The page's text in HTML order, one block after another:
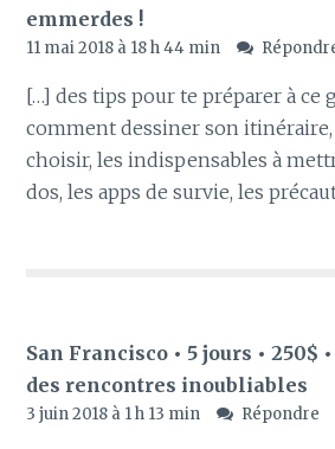
emmerdes !
11 mai 2018 à 18 h 44 min
[…] des tips pour te préparer à ce
comment dessiner son
choisir, les indispensables à
dos, les apps de survie, les
San Francisco • 5 jours • 250$
des rencontres inoubliables
3 juin 2018 à 1 h 13 min Répondre